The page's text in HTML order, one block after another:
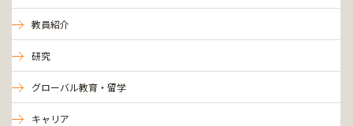
教員紹介
研究
グローバル教育・留学
キャリア